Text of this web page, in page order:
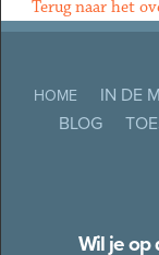
Terug naar het
HOME IN DE
BLOG
Wil je op